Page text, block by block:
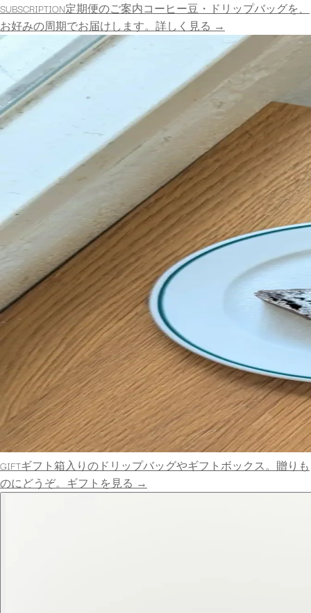
SUBSCRIPTION定期便のご案内コーヒー豆・ドリップバッグを、
お好みの周期でお届けします。 詳しく見る →
GIFTギフト 箱入りのドリップバッグやギフトボックス。贈りも
のにどうぞ。 ギフトを見る →